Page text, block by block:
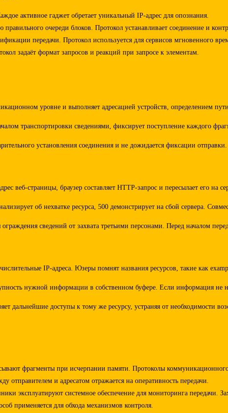
активное гаджет обретает уникальный IP-адрес для опознания.
очереди блоков. Протокол устанавливает соединение и
передачи. Протокол используется для сервисов мгновенного
задаёт формат запросов и реакций при запросе к элементам.
уровне и выполняет адресацией устройств, определением
транспортировки сведениями, фиксирует поступление
установления соединения и не дожидается фиксации
веб-страницы, браузер составляет HTTP-запрос и пересылает
об нехватке ресурса, 500 демонстрирует на сбой сервера.
сведений от захвата третьими персонами. Перед
IP-адреса. Юзеры помнят названия ресурсов, такие как
нужной информации в собственном буфере. Если
доступы к тому же ресурсу, устраняя от
фрагменты при исчерпании памяти. Протоколы
и адресатом отражается на оперативность передачи.
эксплуатируют системное обеспечение для мониторинга передачи.
применяется для обхода механизмов контроля.